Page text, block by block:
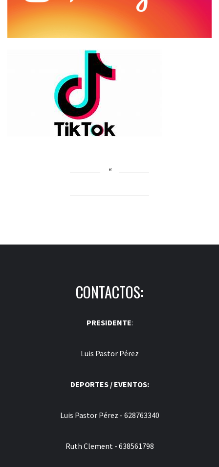
CONTACTOS:
PRESIDENTE:
Luis Pastor Pérez
DEPORTES / EVENTOS:
Luis Pastor Pérez - 628763340
Ruth Clement - 638561798